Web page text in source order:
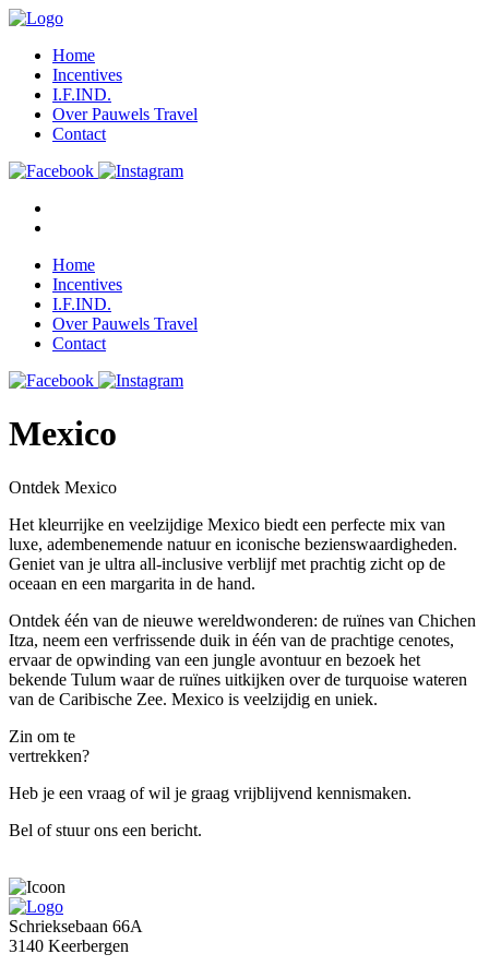
Home
Incentives
I.F.IND.
Over Pauwels Travel
Contact
Home
Incentives
I.F.IND.
Over Pauwels Travel
Contact
Mexico
Ontdek Mexico
Het kleurrijke en veelzijdige Mexico biedt een perfecte mix van
luxe, adembenemende natuur en iconische bezienswaardigheden.
Geniet van je ultra all-inclusive verblijf met prachtig zicht op de
oceaan en een margarita in de hand.
Ontdek één van de nieuwe wereldwonderen: de ruïnes van Chichen
Itza, neem een verfrissende duik in één van de prachtige cenotes,
ervaar de opwinding van een jungle avontuur en bezoek het
bekende Tulum waar de ruïnes uitkijken over de turquoise wateren
van de Caribische Zee. Mexico is veelzijdig en uniek.
Zin om te
vertrekken?
Heb je een vraag of wil je graag vrijblijvend kennismaken.
Bel of stuur ons een bericht.
Schrieksebaan 66A
3140 Keerbergen